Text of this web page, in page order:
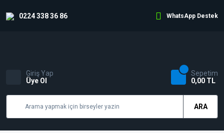
0224 338 36 86 WhatsApp Destek
ARA
Giriş Yap
Üye Ol
Sepetim
0,00 TL